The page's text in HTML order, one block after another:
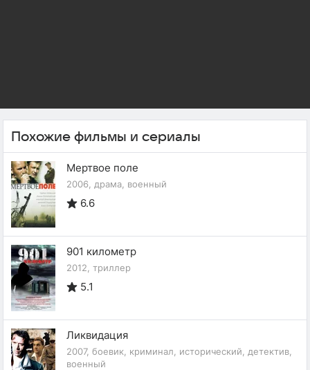
Похожие фильмы и сериалы
Мертвое поле
2006, драма, военный
6.6
901 километр
2012, триллер
5.1
Ликвидация
2007, боевик, криминал, исторический, детектив,
военный